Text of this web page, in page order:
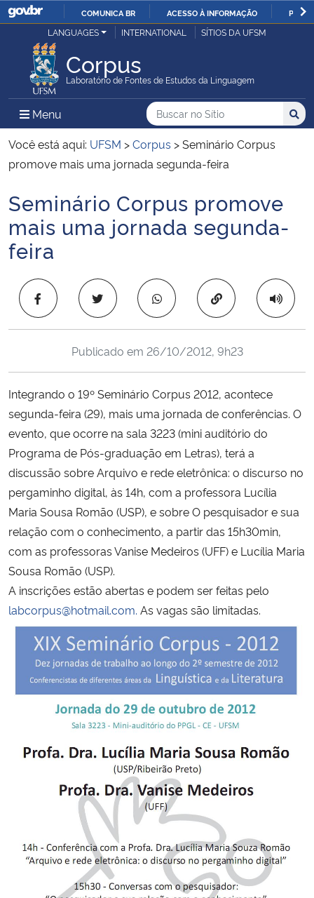
IR
COMUNICA BR ACESSO À INFORMAÇÃO
Ministério da Justiça e Segurança Pública
Ministério da Defesa
Ministério das Relações Exteriores
Ministério da Infraestrutura
Ministério da Agricultura, Pecuária e Abastecimento
Ministério da Educação
Ministério de Minas e Energia
Ministério da Ciência, Tecnologia, Inovações e Comunicações
Ministério do Meio Ambiente
Ministério do Turismo
Ministério do Desenvolvimento Regional
Controladoria-Geral da União
Secretaria-Geral
Secretaria de Governo
Banco Central do Brasil
Planalto
LANGUAGES INTERNATIONAL SÍTIOS DA UFSM
Corpus
Laboratório de Fontes de Estudos da Linguagem
Menu Menu Principal do Sítio
Busca
Buscar no no Sítio
Busca:
Você está aqui: UFSM >Corpus >Seminário Corpus
promove mais uma jornada segunda-feira
Início do conteúdo
Seminário Corpus promove
mais uma jornada segunda-
feira
Copiar para área
Publicado em 26/10/2012, 9h23
Integrando o 19º Seminário Corpus 2012, acontece
segunda-feira (29), mais uma jornada de conferências. O
evento, que ocorre na sala 3223 (mini auditório do
Programa de Pós-graduação em Letras), terá a
discussão sobre Arquivo e rede eletrônica: o discurso no
pergaminho digital, às 14h, com a professora Lucília
Maria Sousa Romão (USP), e sobre O pesquisador e sua
relação com o conhecimento, a partir das 15h30min,
com as professoras Vanise Medeiros (UFF) e Lucília Maria
Sousa Romão (USP).
A inscrições estão abertas e podem ser feitas pelo
labcorpus@hotmail.com. As vagas são limitadas.